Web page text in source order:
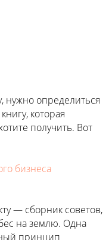
нужно определиться
которая
получить. Вот
бизнеса
— сборник советов,
на землю. Одна
принцип